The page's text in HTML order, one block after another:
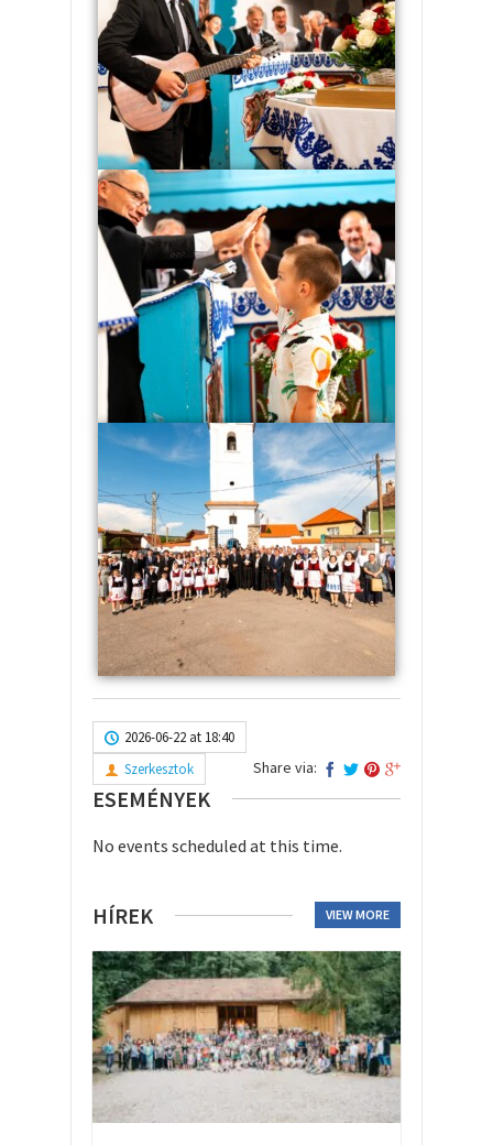
2026-06-22 at 18:40
Szerkesztok
Share via:
ESEMÉNYEK
No events scheduled at this time.
HÍREK VIEW MORE